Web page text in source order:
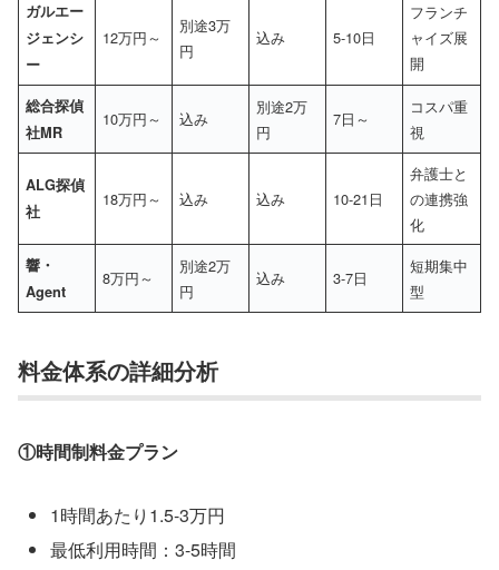
ガルエー
ジェンシ
ー
12万円～
別途3万
円
込み 5-10日
フランチ
ャイズ展
開
総合探偵
社MR
10万円～ 込み
別途2万
円
7日～
コスパ重
視
ALG探偵
社
18万円～ 込み 込み 10-21日
弁護士と
の連携強
化
響・
Agent
8万円～
別途2万
円
込み 3-7日
短期集中
型
料金体系の詳細分析
①時間制料金プラン
1時間あたり1.5-3万円
最低利用時間：3-5時間